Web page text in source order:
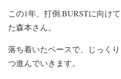
この1年、打倒.BURSTに向け
た森本さん。
落ち着いたペースで、じっく
つ進んでいきます。